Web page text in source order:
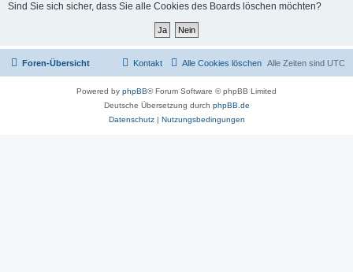
Sind Sie sich sicher, dass Sie alle Cookies des Boards löschen möchten?
Foren-Übersicht Alle Zeiten sind UTC
Alle Cookies löschen
Kontakt
Powered by phpBB® Forum Software © phpBB Limited
Deutsche Übersetzung durch phpBB.de
Datenschutz| Nutzungsbedingungen